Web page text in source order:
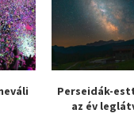
Perseidák-
az év